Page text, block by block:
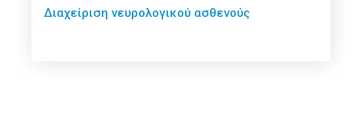
Διαχείριση νευρολογικού ασθενούς